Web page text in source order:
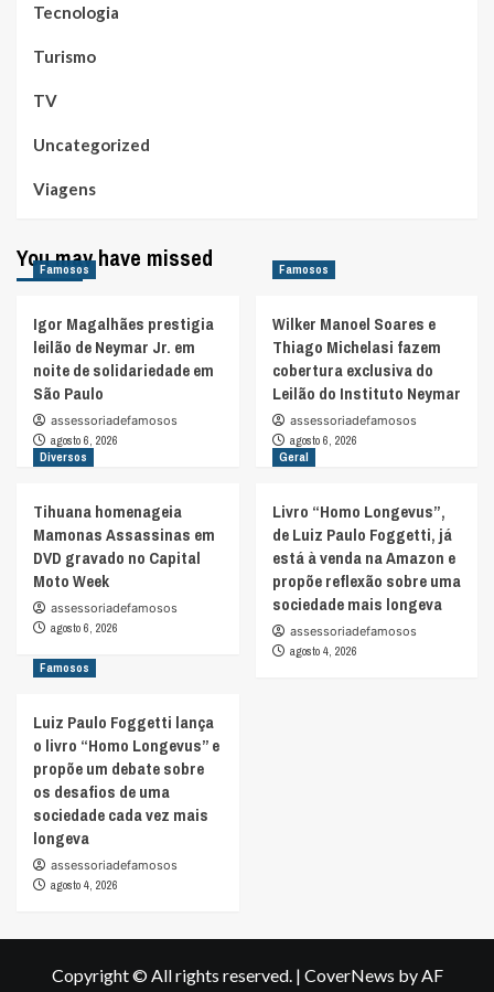
Tecnologia
Turismo
TV
Uncategorized
Viagens
You may have missed
Famosos
Igor Magalhães prestigia
leilão de Neymar Jr. em
noite de solidariedade em
São Paulo
assessoriadefamosos
agosto 6, 2026
Famosos
Wilker Manoel Soares e
Thiago Michelasi fazem
cobertura exclusiva do
Leilão do Instituto Neymar
assessoriadefamosos
agosto 6, 2026
Diversos
Tihuana homenageia
Mamonas Assassinas em
DVD gravado no Capital
Moto Week
assessoriadefamosos
agosto 6, 2026
Geral
Livro “Homo Longevus”,
de Luiz Paulo Foggetti, já
está à venda na Amazon e
propõe reflexão sobre uma
sociedade mais longeva
assessoriadefamosos
agosto 4, 2026
Famosos
Luiz Paulo Foggetti lança
o livro “Homo Longevus” e
propõe um debate sobre
os desafios de uma
sociedade cada vez mais
longeva
assessoriadefamosos
agosto 4, 2026
Copyright © All rights reserved. | CoverNews by AF